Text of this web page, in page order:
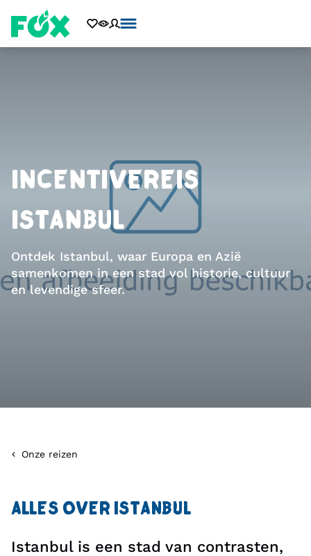
INCENTIVEREIS
ISTANBUL
Ontdek Istanbul, waar Europa en Azië
samenkomen in een stad vol historie, cultuur
en levendige sfeer.
Onze reizen
ALLES OVER ISTANBUL
Istanbul is een stad van contrasten,